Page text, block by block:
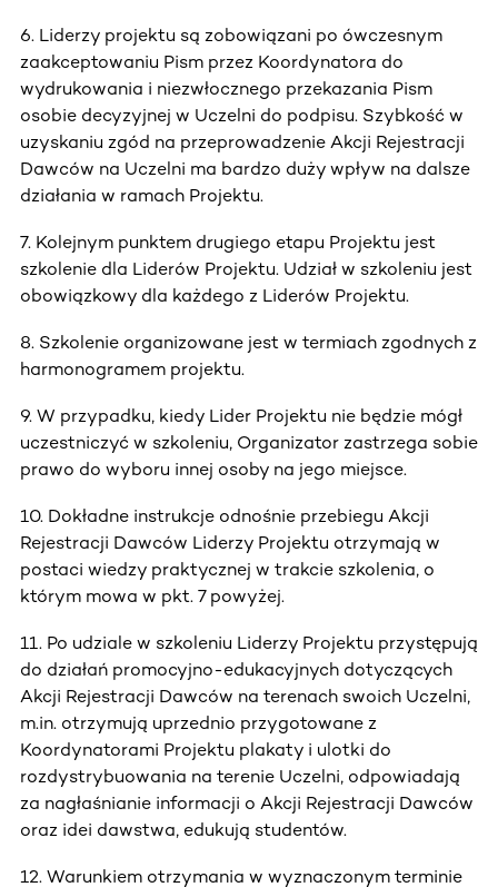
6. Liderzy projektu są zobowiązani po ówczesnym
zaakceptowaniu Pism przez Koordynatora do
wydrukowania i niezwłocznego przekazania Pism
osobie decyzyjnej w Uczelni do podpisu. Szybkość w
uzyskaniu zgód na przeprowadzenie Akcji Rejestracji
Dawców na Uczelni ma bardzo duży wpływ na dalsze
działania w ramach Projektu.
7. Kolejnym punktem drugiego etapu Projektu jest
szkolenie dla Liderów Projektu. Udział w szkoleniu jest
obowiązkowy dla każdego z Liderów Projektu.
8. Szkolenie organizowane jest w termiach zgodnych z
harmonogramem projektu.
9. W przypadku, kiedy Lider Projektu nie będzie mógł
uczestniczyć w szkoleniu, Organizator zastrzega sobie
prawo do wyboru innej osoby na jego miejsce.
10. Dokładne instrukcje odnośnie przebiegu Akcji
Rejestracji Dawców Liderzy Projektu otrzymają w
postaci wiedzy praktycznej w trakcie szkolenia, o
którym mowa w pkt. 7 powyżej.
11. Po udziale w szkoleniu Liderzy Projektu przystępują
do działań promocyjno-edukacyjnych dotyczących
Akcji Rejestracji Dawców na terenach swoich Uczelni,
m.in. otrzymują uprzednio przygotowane z
Koordynatorami Projektu plakaty i ulotki do
rozdystrybuowania na terenie Uczelni, odpowiadają
za nagłaśnianie informacji o Akcji Rejestracji Dawców
oraz idei dawstwa, edukują studentów.
12. Warunkiem otrzymania w wyznaczonym terminie